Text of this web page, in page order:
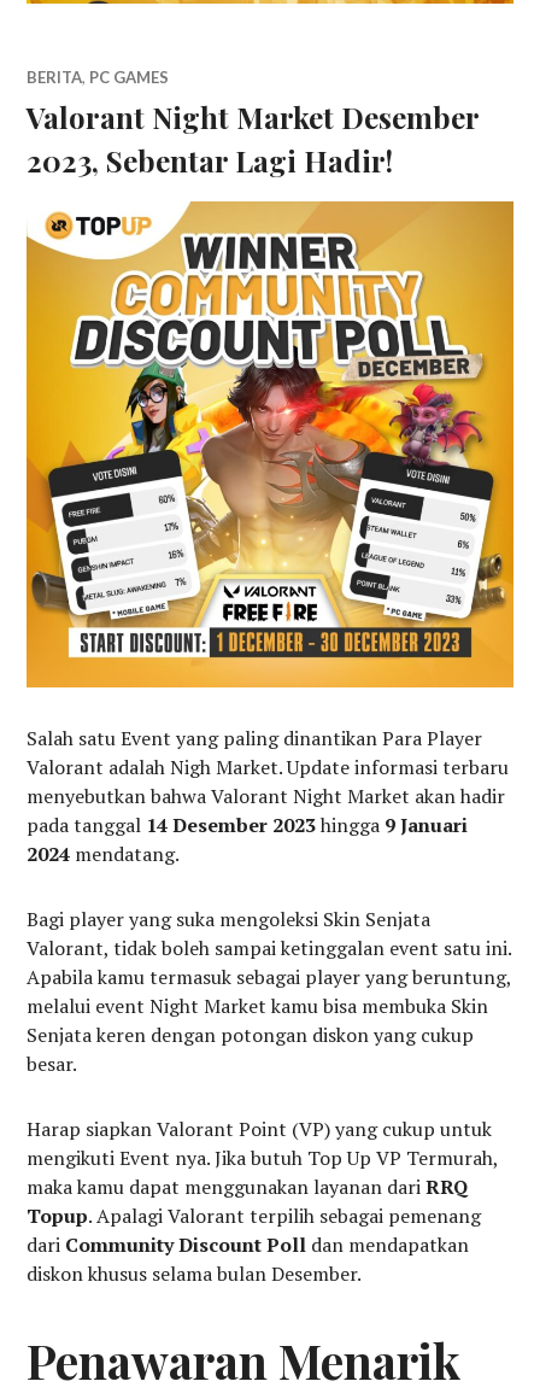
BERITA, PC GAMES
Valorant Night Market Desember
2023, Sebentar Lagi Hadir!
Salah satu Event yang paling dinantikan Para Player
Valorant adalah Nigh Market. Update informasi terbaru
menyebutkan bahwa Valorant Night Market akan hadir
pada tanggal 14 Desember 2023hingga 9 Januari
2024 mendatang.
Bagi player yang suka mengoleksi Skin Senjata
Valorant, tidak boleh sampai ketinggalan event satu ini.
Apabila kamu termasuk sebagai player yang beruntung,
melalui event Night Market kamu bisa membuka Skin
Senjata keren dengan potongan diskon yang cukup
besar.
Harap siapkan Valorant Point (VP) yang cukup untuk
mengikuti Event nya. Jika butuh Top Up VP Termurah,
maka kamu dapat menggunakan layanan dariRRQ
Topup. Apalagi Valorant terpilih sebagai pemenang
dari Community Discount Poll dan mendapatkan
diskon khusus selama bulan Desember.
Penawaran Menarik